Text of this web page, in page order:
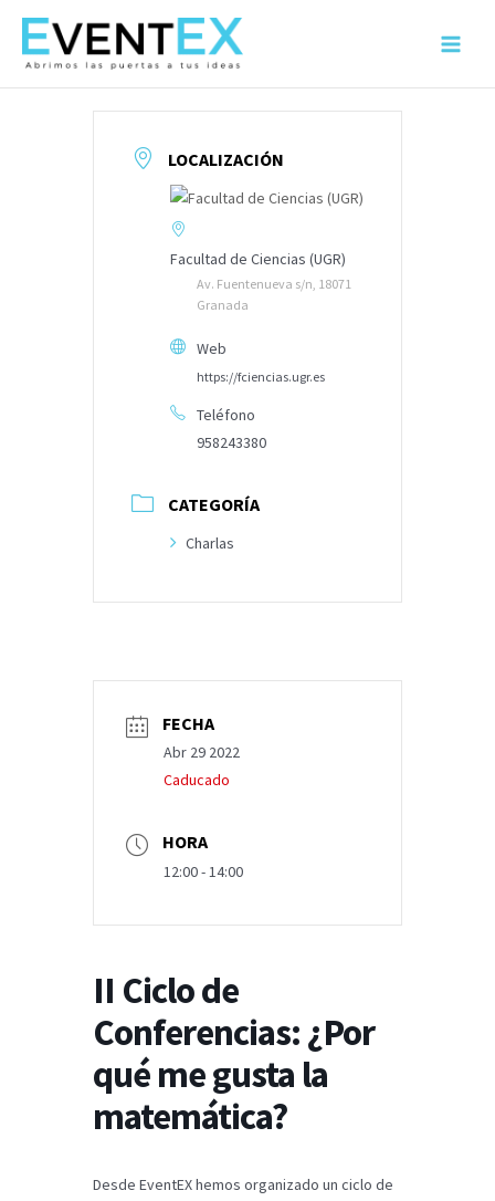
contenido
Main
LOCALIZACIÓN
Facultad de Ciencias (UGR)
Av. Fuentenueva s/n, 18071
Granada
Web
https://fciencias.ugr.es
Teléfono
958243380
CATEGORÍA
Charlas
FECHA
Abr 29 2022
Caducado
HORA
12:00 - 14:00
II Ciclo de
Conferencias: ¿Por
qué me gusta la
matemática?
Desde EventEX hemos organizado un ciclo de